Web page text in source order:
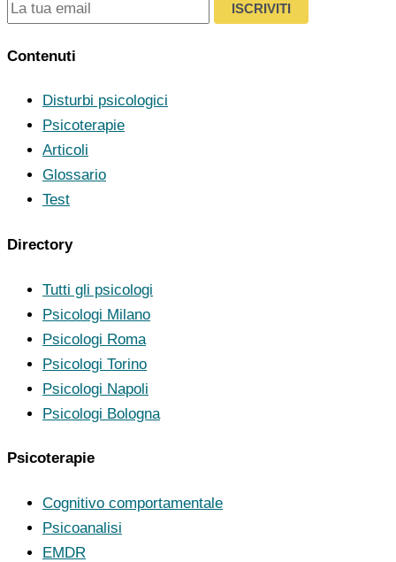
ISCRIVITI
Contenuti
Disturbi psicologici
Psicoterapie
Articoli
Glossario
Test
Directory
Tutti gli psicologi
Psicologi Milano
Psicologi Roma
Psicologi Torino
Psicologi Napoli
Psicologi Bologna
Psicoterapie
Cognitivo comportamentale
Psicoanalisi
EMDR